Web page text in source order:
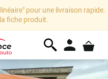
pour une livraison rapide.
fiche produit.